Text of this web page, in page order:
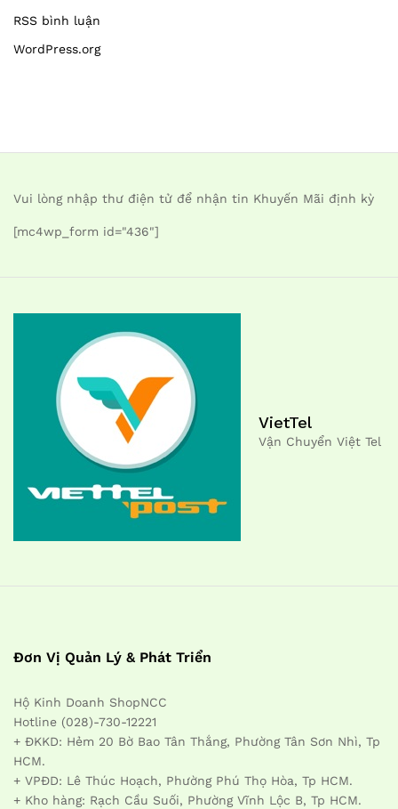
RSS bình luận
WordPress.org
Vui lòng nhập thư điện tử để nhận tin Khuyến Mãi định kỳ
[mc4wp_form id="436"]
VietTel
Vận Chuyển Việt Tel
Đơn Vị Quản Lý & Phát Triển
Hộ Kinh Doanh ShopNCC
Hotline (028)-730-12221
+ ĐKKD: Hẻm 20 Bờ Bao Tân Thắng, Phường Tân Sơn Nhì, Tp
HCM.
+ VPĐD: Lê Thúc Hoạch, Phường Phú Thọ Hòa, Tp HCM.
+ Kho hàng: Rạch Cầu Suối, Phường Vĩnh Lộc B, Tp HCM.